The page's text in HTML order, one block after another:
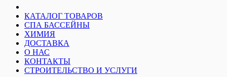
КАТАЛОГ ТОВАРОВ
СПА БАССЕЙНЫ
ХИМИЯ
ДОСТАВКА
О НАС
КОНТАКТЫ
СТРОИТЕЛЬСТВО И УСЛУГИ